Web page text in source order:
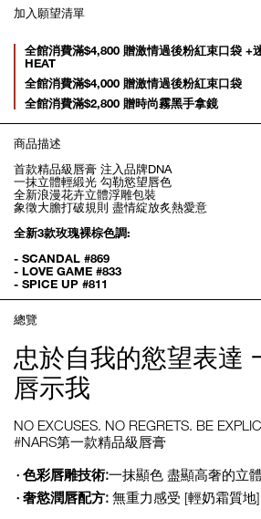
加入願望清單
Promotions
全館消費滿$4,800 贈激情過後粉紅束口袋 +
HEAT
全館消費滿$4,000 贈激情過後粉紅束口袋
全館消費滿$2,800 贈時尚霧黑手拿鏡
商品描述
首款精品級唇膏 注入品牌DNA
一抹立體輕緞光 勾勒慾望唇色
全新浪漫花卉立體浮雕包裝
象徵大膽打破規則 盡情綻放炙熱愛意
全新3款玫瑰裸棕色調:
- SCANDAL #869
- LOVE GAME #833
- SPICE UP #811
總覽
忠於自我的慾望表達
唇示我
NO EXCUSES. NO REGRETS. BE
#NARS第一款精品級唇膏
色彩唇雕技術:一抹顯色 盡顯高奢的立
奢慾潤唇配方: 無重力感受 [輕奶霜質地